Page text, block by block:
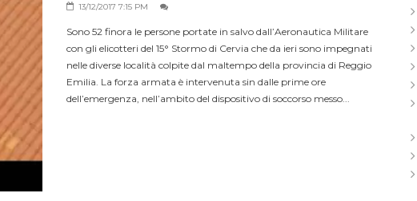
13/12/2017 7:15 PM
Sono 52 finora le persone portate in salvo dall’Aeronautica Militare
con gli elicotteri del 15° Stormo di Cervia che da ieri sono impegnati
nelle diverse località colpite dal maltempo della provincia di Reggio
Emilia. La forza armata è intervenuta sin dalle prime ore
dell’emergenza, nell’ambito del dispositivo di soccorso messo...